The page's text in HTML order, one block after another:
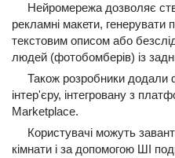
Нейромережа дозволяє
рекламні макети, генерувати
текстовим описом або
людей (фотобомберів) із
Також розробники додали
інтер'єру, інтегровану з
Marketplace.
Користувачі можуть
кімнати і за допомогою ШІ